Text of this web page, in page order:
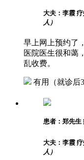
大夫：李霞
人）
早上网上预约了
医院医生很和蔼
乱收费。
有用 （就诊
患者：郑先生
大夫：李霞
人）